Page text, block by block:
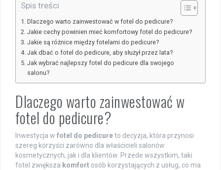
Spis treści
Dlaczego warto zainwestować w fotel do pedicure?
Jakie cechy powinien mieć komfortowy fotel do pedicure?
Jakie są różnice między fotelami do pedicure?
Jak dbać o fotel do pedicure, aby służył przez lata?
Jak wybrać najlepszy fotel do pedicure dla swojego
salonu?
Dlaczego warto zainwestować w
fotel do pedicure?
Inwestycja w fotel do pedicureto decyzja, która przynosi
szereg korzyści zarówno dla właścicieli salonów
kosmetycznych, jak i dla klientów. Przede wszystkim, taki
fotel zwiększa komfort osób korzystających z usług, co ma